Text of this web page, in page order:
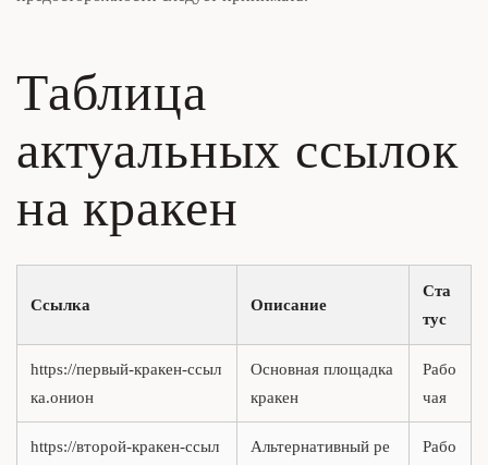
Таблица
актуальных ссылок
на кракен
Ссылка Описание
Ста
тус
https://первый-кракен-ссыл
ка.онион
Основная площадка
кракен
Рабо
чая
https://второй-кракен-ссыл
Альтернативный ре
Рабо